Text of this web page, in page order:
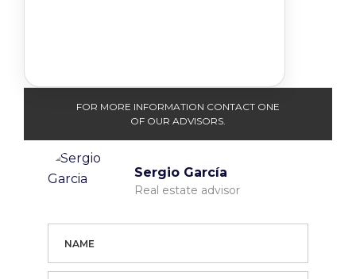
FOR MORE INFORMATION CONTACT ONE
OF OUR ADVISORS.
Sergio García
Real estate advisor